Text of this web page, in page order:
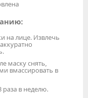
на лице. Извлечь
маску снять,
вмассировать в
раза в неделю.